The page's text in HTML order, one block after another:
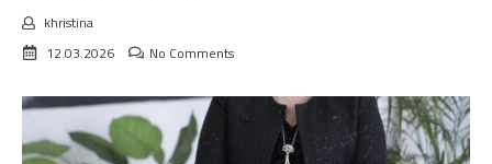
khristina
12.03.2026
No Comments